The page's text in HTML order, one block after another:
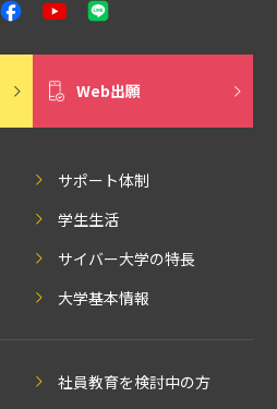
Web出願
サポート体制
学生生活
サイバー大学の特長
大学基本情報
社員教育を検討中の方